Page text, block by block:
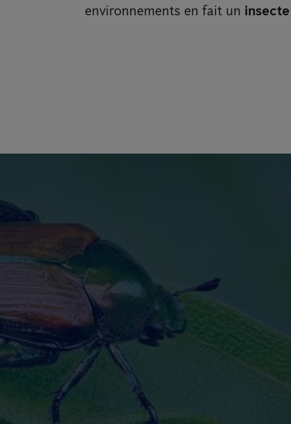
environnements en fait un